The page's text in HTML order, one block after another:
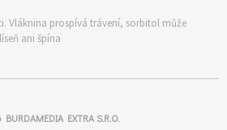
Vláknina prospívá trávení, sorbitol může
ani špína
BURDAMEDIA EXTRA S.R.O.